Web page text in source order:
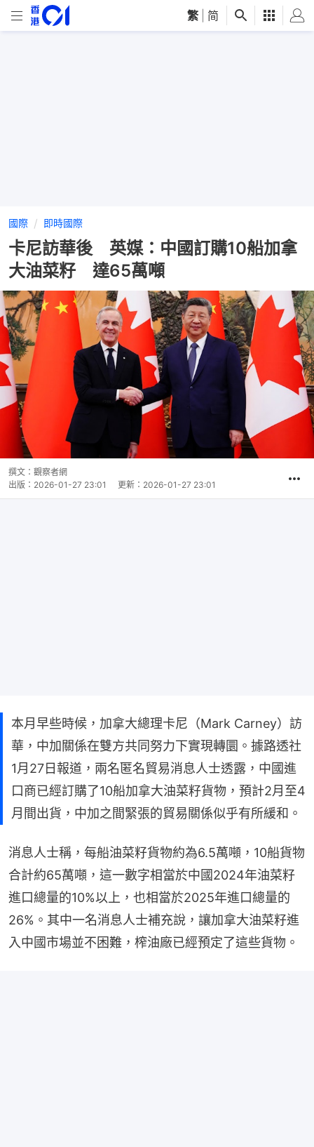
繁 简
國際 即時國際
卡尼訪華後 英媒：中國訂購10船加拿
大油菜籽 達65萬噸
撰文： 觀察者網
出版： 2026-01-27 23:01 更新： 2026-01-27 23:01
本月早些時候，加拿大總理卡尼（Mark Carney）訪
華，中加關係在雙方共同努力下實現轉圜。據路透社
1月27日報道，兩名匿名貿易消息人士透露，中國進
口商已經訂購了10船加拿大油菜籽貨物，預計2月至4
月間出貨，中加之間緊張的貿易關係似乎有所緩和。
消息人士稱，每船油菜籽貨物約為6.5萬噸，10船貨物
合計約65萬噸，這一數字相當於中國2024年油菜籽
進口總量的10%以上，也相當於2025年進口總量的
26%。其中一名消息人士補充說，讓加拿大油菜籽進
入中國市場並不困難，榨油廠已經預定了這些貨物。